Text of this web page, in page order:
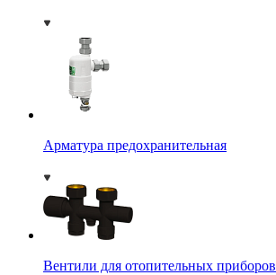
Арматура предохранительная
Вентили для отопительных приборов